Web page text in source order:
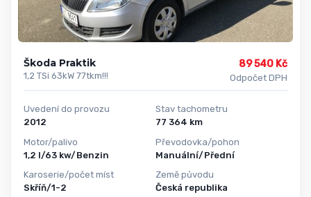
Škoda Praktik
1,2 TSi 63kW 77tkm!!!
89 540 Kč
Odpočet DPH
Uvedení do provozu
2012
Motor/palivo
1,2 l/63 kw/Benzin
Karoserie/počet míst
Skříň/1-2
Stav tachometru
77 364 km
Převodovka/pohon
Manuální/Přední
Země původu
Česká republika